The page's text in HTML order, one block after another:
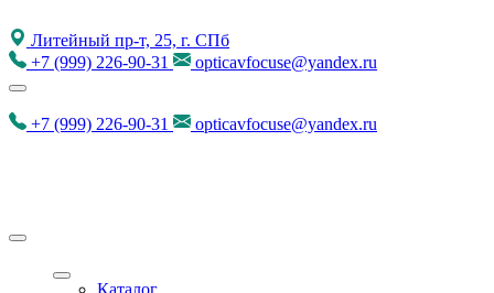
Литейный пр-т, 25, г. СПб
+7 (999) 226-90-31 opticavfocuse@yandex.ru
+7 (999) 226-90-31 opticavfocuse@yandex.ru
Каталог